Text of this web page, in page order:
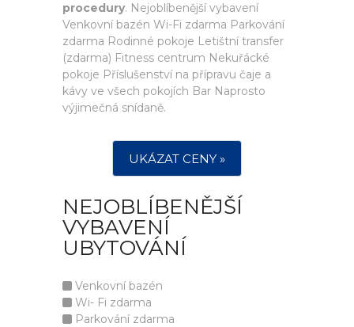
procedury. Nejoblíbenější vybavení
Venkovní bazén Wi-Fi zdarma Parkování
zdarma Rodinné pokoje Letištní transfer
(zdarma) Fitness centrum Nekuřácké
pokoje Příslušenství na přípravu čaje a
kávy ve všech pokojích Bar Naprosto
výjimečná snídaně.
UKÁZAT CENY »
NEJOBLÍBENĚJŠÍ
VYBAVENÍ
UBYTOVÁNÍ
Venkovní bazén
Wi- Fi zdarma
Parkování zdarma